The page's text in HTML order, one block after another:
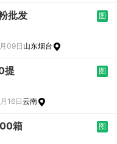
批发
图
09日山东烟台
提
图
16日云南
箱
图